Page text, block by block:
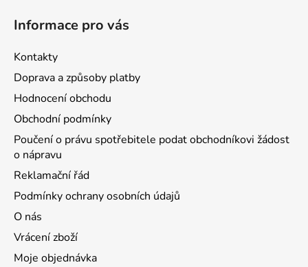
Informace pro vás
Kontakty
Doprava a způsoby platby
Hodnocení obchodu
Obchodní podmínky
Poučení o právu spotřebitele podat obchodníkovi žádost
o nápravu
Reklamační řád
Podmínky ochrany osobních údajů
O nás
Vrácení zboží
Moje objednávka